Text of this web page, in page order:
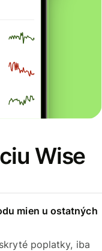
Wise
mien u ostatných
poplatky, iba